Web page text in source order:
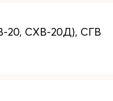
20, СХВ-20Д), СГВ